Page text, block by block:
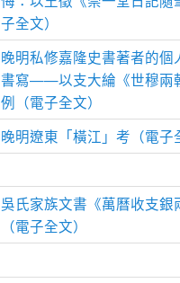
子全文）
晚明私修嘉隆史書著者的個
書寫——以支大綸《世穆兩
例（電子全文）
晚明遼東「橫江」考（電子
吳氏家族文書《萬曆收支銀
（電子全文）